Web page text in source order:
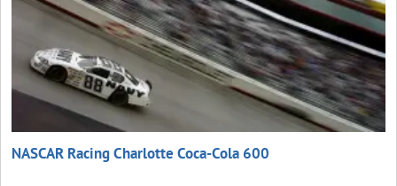
NASCAR Racing Charlotte Coca‑Cola 600